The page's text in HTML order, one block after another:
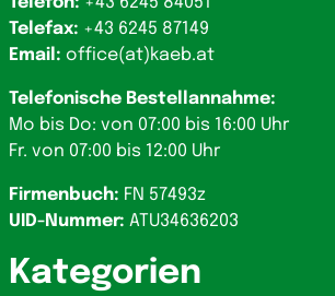
Telefax: +43 6245 87149
Email: office(at)kaeb.at
Telefonische Bestellannahme:
Mo bis Do: von 07:00 bis 16:00 Uhr
Fr. von 07:00 bis 12:00 Uhr
Firmenbuch: FN 57493z
UID-Nummer: ATU34636203
Kategorien